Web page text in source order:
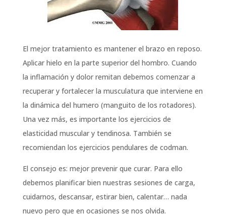
El mejor tratamiento es mantener el brazo en reposo.
Aplicar hielo en la parte superior del hombro. Cuando
la inflamación y dolor remitan debemos comenzar a
recuperar y fortalecer la musculatura que interviene en
la dinámica del humero (manguito de los rotadores).
Una vez más, es importante los ejercicios de
elasticidad muscular y tendinosa. También se
recomiendan los ejercicios pendulares de codman.
El consejo es: mejor prevenir que curar. Para ello
debemos planificar bien nuestras sesiones de carga,
cuidarnos, descansar, estirar bien, calentar… nada
nuevo pero que en ocasiones se nos olvida.